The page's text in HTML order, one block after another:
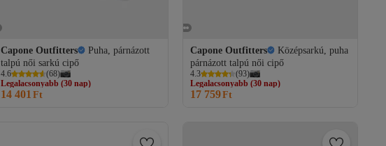
Capone Outfitters
Puha, párnázott
talpú női sarkú cipő
4.6 (68)
Legalacsonyabb (30 nap)
Ingyenes szállítás
Legalacsonyabb (30 nap)
14 401 Ft
Capone Outfitters
Középsarkú, puha
párnázott talpú női cipő
4.3 (93)
Legalacsonyabb (30 nap)
Ingyenes szállítás
Legalacsonyabb (30 nap)
17 759Ft